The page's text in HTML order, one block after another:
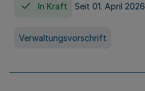
In Kraft Seit 01. April 2026
Verwaltungsvorschrift